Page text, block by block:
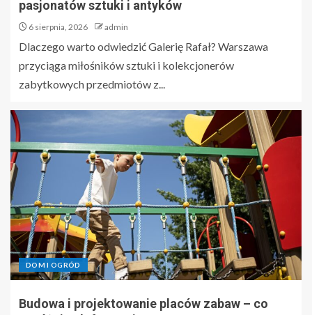
pasjonatów sztuki i antyków
6 sierpnia, 2026 admin
Dlaczego warto odwiedzić Galerię Rafał? Warszawa
przyciąga miłośników sztuki i kolekcjonerów
zabytkowych przedmiotów z...
DOM I OGRÓD
Budowa i projektowanie placów zabaw – co